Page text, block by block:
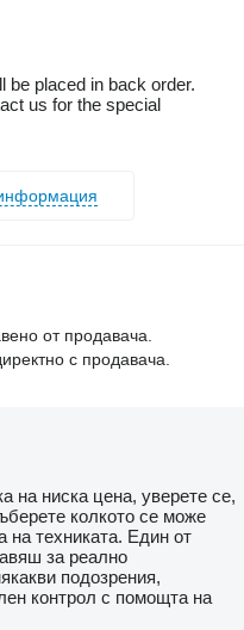
be placed in back order.
us for the special
от продавача.
с продавача.
на ниска цена, уверете се,
колкото се може
на техниката. Един от
за реално
подозрения,
контрол с помощта на